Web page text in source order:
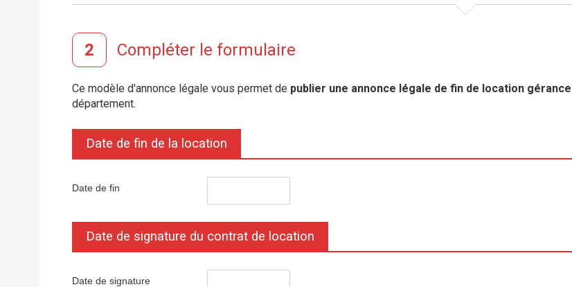
Compléter le formulaire
Ce modèle d'annonce légale vous permet de publier une annonce légale de fin de location gérance
département.
Date de fin de la location
Date de fin
Date de signature du contrat de location
Date de signature